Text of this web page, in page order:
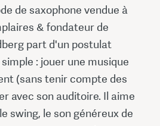
de saxophone vendue à
& fondateur de
part d'un postulat
: jouer une musique
(sans tenir compte des
avec son auditoire. Il aime
swing, le son généreux de